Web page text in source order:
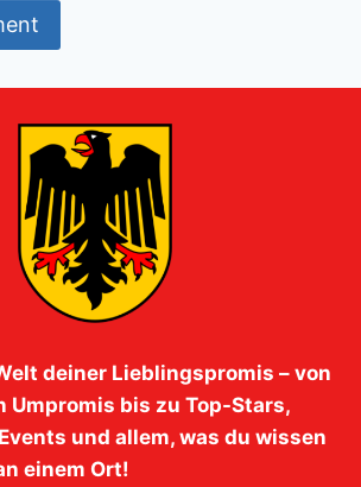
deiner Lieblingspromis – von
Umpromis bis zu Top-Stars,
und allem, was du wissen
einem Ort!